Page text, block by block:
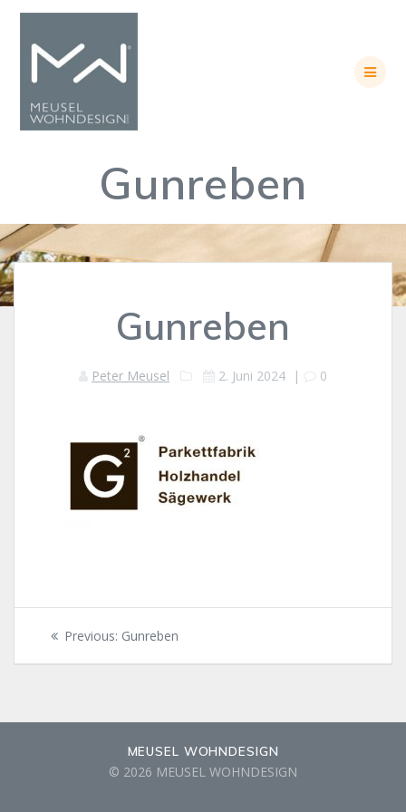
Gunreben
Gunreben
Peter Meusel 2. Juni 2024 | 0
Beitragsnavigation
Previous: Previous
Gunreben
MEUSEL WOHNDESIGN
© 2026 MEUSEL WOHNDESIGN